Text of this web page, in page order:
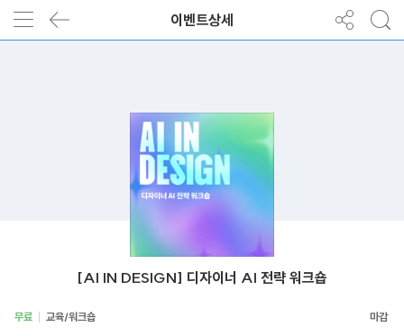
이벤트상세
[AI IN DESIGN] 디자이너 AI 전략 워크숍
무료 교육/워크숍